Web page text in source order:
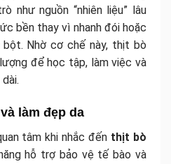
như nguồn “nhiên liệu” lâu
bền thay vì nhanh đói hoặc
Nhờ cơ chế này, thịt bò
để học tập, làm việc và
làm đẹp da
tâm khi nhắc đến thịt bò
hỗ trợ bảo vệ tế bào và